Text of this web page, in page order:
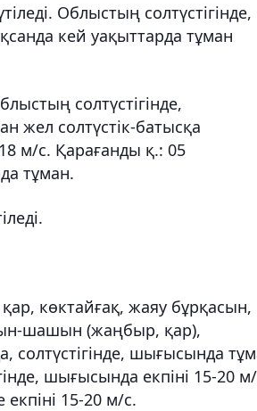
Облыстың солтүстігінде,
кей уақыттарда тұман
солтүстігінде,
жел солтүстік-батысқа
м/с. Қарағанды қ.: 05
тұман.
көктайғақ, жаяу бұрқасын,
шашын (жаңбыр, қар),
солтүстігінде, шығысында
шығысында екпіні 15-20
15-20 м/с.